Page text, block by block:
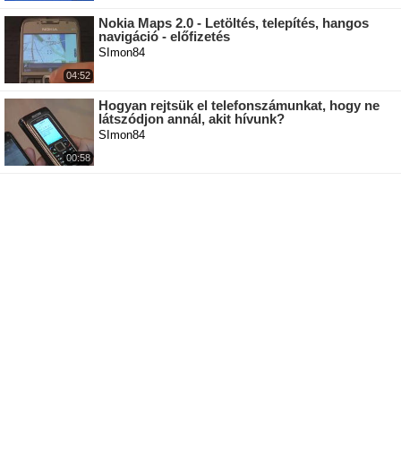
04:52
Nokia Maps 2.0 - Letöltés, telepítés, hangos
navigáció - előfizetés
SImon84
00:58
Hogyan rejtsük el telefonszámunkat, hogy ne
látszódjon annál, akit hívunk?
SImon84